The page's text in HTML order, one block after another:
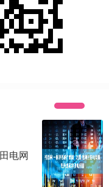
电网